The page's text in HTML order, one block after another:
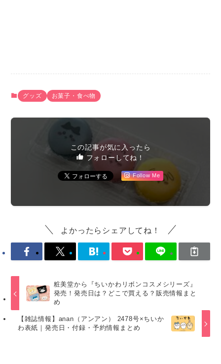
グッズ お菓子・食べ物
この記事が気に入ったら
フォローしてね！
Follow Me
よかったらシェアしてね！
粧美堂から『ちいかわリボンコスメシリーズ』
発売！発売日は？どこで買える？販売情報まと
め
【雑誌情報】anan（アンアン） 2478号×ちいか
わ表紙｜発売日・付録・予約情報まとめ